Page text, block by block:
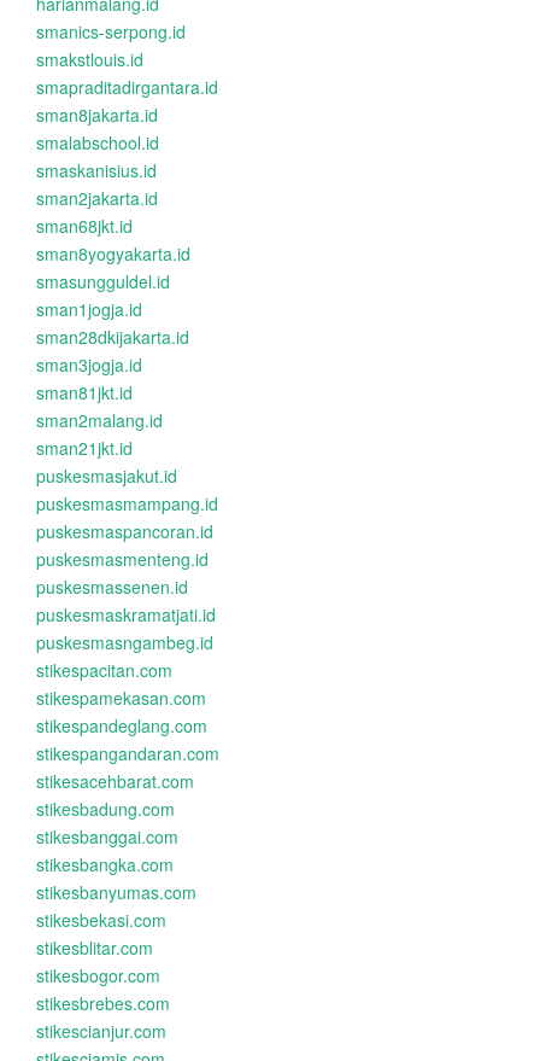
smanics-serpong.id
smakstlouis.id
smapraditadirgantara.id
sman8jakarta.id
smalabschool.id
smaskanisius.id
sman2jakarta.id
sman68jkt.id
sman8yogyakarta.id
smasungguldel.id
sman1jogja.id
sman28dkijakarta.id
sman3jogja.id
sman81jkt.id
sman2malang.id
sman21jkt.id
puskesmasjakut.id
puskesmasmampang.id
puskesmaspancoran.id
puskesmasmenteng.id
puskesmassenen.id
puskesmaskramatjati.id
puskesmasngambeg.id
stikespacitan.com
stikespamekasan.com
stikespandeglang.com
stikespangandaran.com
stikesacehbarat.com
stikesbadung.com
stikesbanggai.com
stikesbangka.com
stikesbanyumas.com
stikesbekasi.com
stikesblitar.com
stikesbogor.com
stikesbrebes.com
stikescianjur.com